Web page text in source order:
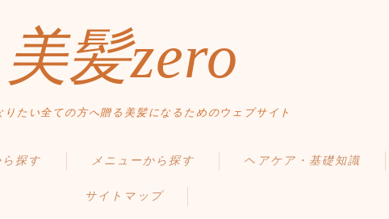
美髪zero
りたい全ての方へ贈る美髪になるためのウェブサイト
探す メニューから探す
縮毛矯正・髪質改善
ヘアケア・基礎知識
サイトマップ
HOME